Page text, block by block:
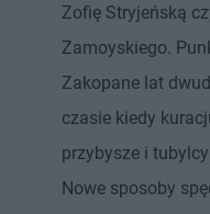
Zofię Stryjeńską
Zamoyskiego.
Zakopane lat
czasie kiedy
przybysze i
Nowe sposoby